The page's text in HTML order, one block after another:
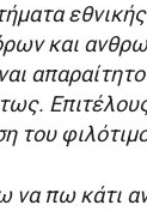
και
του
να πω κάτι